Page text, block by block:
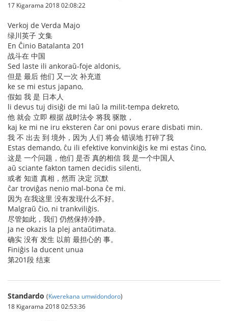
17 Kigarama 2018 02:08:22
Verkoj de Verda Majo
绿川英子 文集
En Ĉinio Batalanta 201
战斗在 中国
Sed laste ili ankoraŭ-foje aldonis,
但是 最后 他们 又一次 补充道
ke se mi estus japano,
假如 我 是 日本人
li devus tuj disiĝi de mi laŭ la milit-tempa dekreto,
他 就会 立即 根据 战时法令 将我 驱散，
kaj ke mi ne iru eksteren ĉar oni povus erare disbati min.
我 不 出去 到 境外，因为 人们 将会 错误地 打碎了我
Estas demando, ĉu ili efektive konvinkiĝis ke mi estas ĉino,
这是 一个问题，他们 是否 真的相信 我 是一个中国人
aŭ sciante fakton tamen decidis silenti,
或者 知道 真相，然而 决定 沉默
ĉar troviĝas nenio mal-bona ĉe mi.
因为 在我这里 没有发现什么不好。
Malgraŭ ĉio, ni trankviliĝis.
尽管如此，我们 仍然保持冷静。
Ja ne okazis la plej antaŭtimata.
确实 没有 发生 以前 最担心的 事。
Finiĝis la ducent unua
第201段 结束
Standardo (Kwerekana umwidondoro)
18 Kigarama 2018 02:53:36